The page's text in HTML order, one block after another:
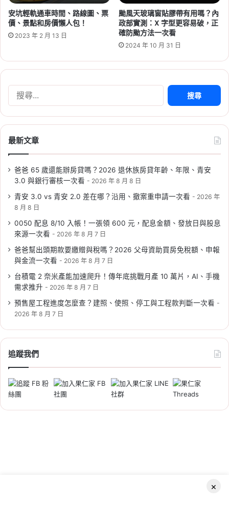
2026-06-16
桃園航空城 2 大社會住宅啟
標，預計 2030 年完工
Tag:桃園,桃園社宅基地,桃園社宅懶人包,桃園
社宅戶數
2026-06-09
2026 新北社宅：新莊、新店、
三峽 6/10 起遞補招租，申請時
間、資格、房型租金一次看
Tag:新北 ,新北市,新北市建案
社宅,社會住宅,社會住宅抽籤 ,社會住宅申請,社
會住宅申請資格
2026-06-05
2026 新北市社會住宅：板橋江
翠 2 號招租 130 戶，申請時間/
資格/文件/租金/房型一次看
,新北市 新北市建案,新北市社會住宅
社宅,社會住宅,社會住宅抽籤,社會住宅申請,社
安坑輕軌通車時間、路線圖、票
價、景點和房價懶人包！
2023 年 2 月 13 日
颱風天玻璃窗貼膠帶有用嗎？內
政部實測：X 字型更容易破，正
確防颱方法一次看
2024 年 10 月 31 日
搜
尋
最新文章
爸爸 65 歲還能辦房貸嗎？2026 退休族房貸年齡、年限、青安
3.0 與銀行審核一次看
2026 年 8 月 8 日
青安 3.0 vs 青安 2.0 差在哪？沿用、撤案重申請一次看
2026 年
8 月 8 日
0050 配息 8/10 入帳！一張領 600 元，配息金額、發放日與股息
來源一次看
2026 年 8 月 7 日
爸爸幫出頭期款要繳贈與稅嗎？2026 父母資助買房免稅額、申報
與金流一次看
2026 年 8 月 7 日
台積電 2 奈米產能加速爬升！傳年底挑戰月產 10 萬片，AI、手機
需求推升
2026 年 8 月 7 日
預售屋工程進度怎麼查？建照、使照、停工與工程款判斷一次看
2026 年 8 月 7 日
追蹤我們
×